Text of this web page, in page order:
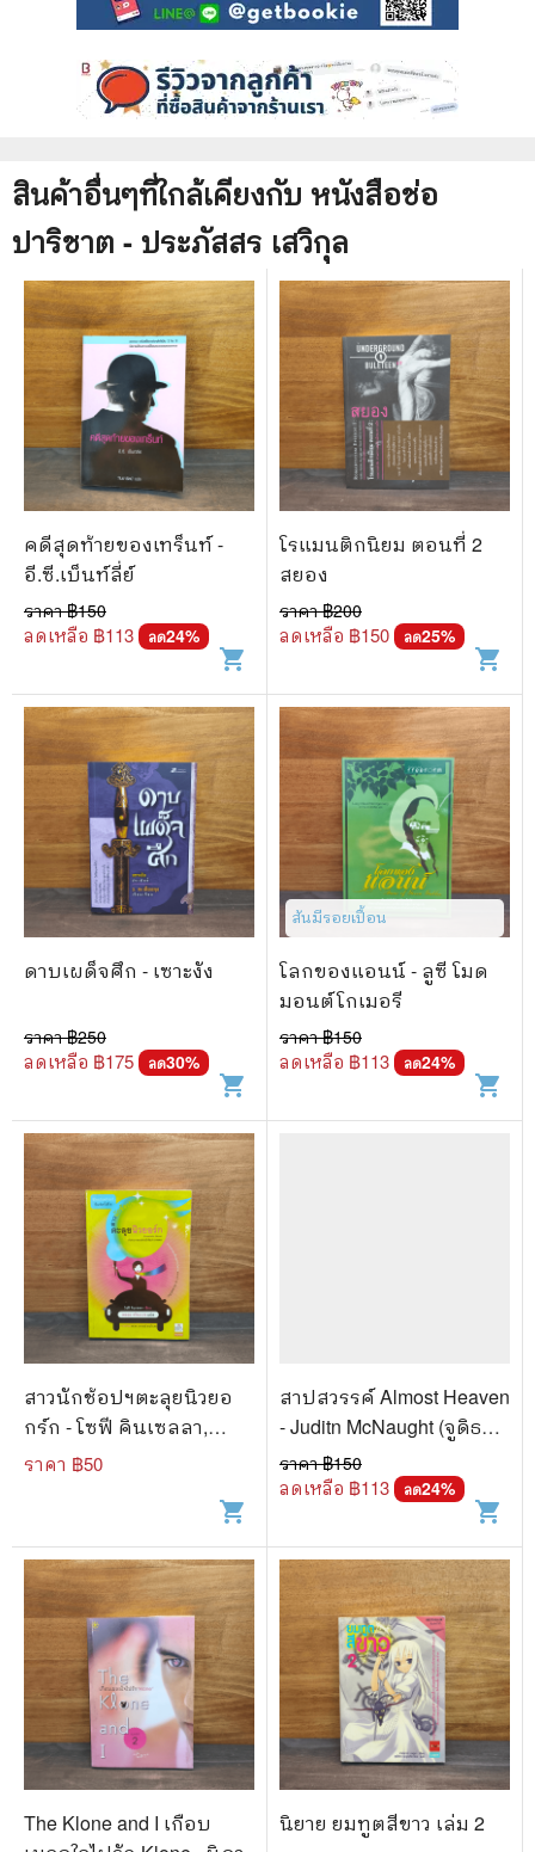
สินค้าอื่นๆที่ใกล้เคียงกับ หนังสือช่อ
ปาริชาต - ประภัสสร เสวิกุล
คดีสุดท้ายของเทร็นท์ -
อี.ซี.เบ็นท์ลี่ย์
ราคา ฿150
ลดเหลือ ฿113 ลด24%
shopping_cart
โรแมนติกนิยม ตอนที่ 2
สยอง
ราคา ฿200
ลดเหลือ ฿150 ลด25%
shopping_cart
ดาบเผด็จศึก - เซาะงัง
ราคา ฿250
ลดเหลือ ฿175 ลด30%
shopping_cart
สันมีรอยเปื้อน
โลกของแอนน์ - ลูซี โมด
มอนต์โกเมอรี
ราคา ฿150
ลดเหลือ ฿113 ลด24%
shopping_cart
สาวนักช้อปฯตะลุยนิวยอ
กร์ก - โซฟี คินเซลลา,
พลอย จริยะเวช
ราคา ฿50
shopping_cart
สาปสวรรค์ Almost Heaven
- Juditn McNaught (จูดิธ
แมคนอธ)
ราคา ฿150
ลดเหลือ ฿113 ลด24%
shopping_cart
The Klone and I เกือบ
นิยาย ยมทูตสีขาว เล่ม 2